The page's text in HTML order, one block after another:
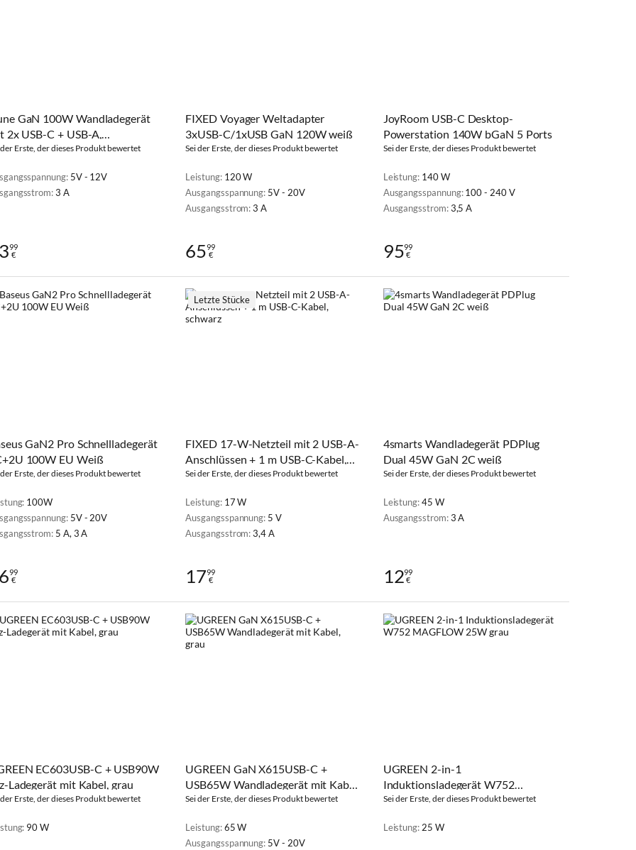
GaN 100W Wandladegerät
2x USB-C + USB-A,
der Erste, der dieses Produkt bewertet
5V - 12V
3 A
99
€
FIXED Voyager Weltadapter
3xUSB-C/1xUSB GaN 120W weiß
Sei der Erste, der dieses Produkt bewertet
Leistung: 120 W
Ausgangsspannung: 5V - 20V
Ausgangsstrom:3 A
6599
€
JoyRoom USB-C Desktop-
Powerstation 140W bGaN 5 Ports
Sei der Erste, der dieses Produkt bewertet
Leistung: 140 W
Ausgangsspannung:100 - 240 V
Ausgangsstrom:3,5 A
9599
€
GaN2 Pro Schnellladegerät
100W EU Weiß
der Erste, der dieses Produkt bewertet
100W
5V - 20V
5 A, 3 A
99
€
FIXED 17-W-Netzteil mit 2 USB-A-
Anschlüssen + 1 m USB-C-Kabel,
schwarz
Sei der Erste, der dieses Produkt bewertet
Leistung: 17 W
Ausgangsspannung: 5 V
Ausgangsstrom:3,4 A
Letzte Stücke
1799
€
4smarts Wandladegerät PDPlug
Dual 45W GaN 2C weiß
Sei der Erste, der dieses Produkt bewertet
Leistung:45 W
Ausgangsstrom:3 A
1299
€
EC603USB-C + USB90W
Ladegerät mit Kabel, grau
der Erste, der dieses Produkt bewertet
90 W
UGREEN GaN X615USB-C +
USB65W Wandladegerät mit Kabel,
grau
Sei der Erste, der dieses Produkt bewertet
Leistung:65 W
Ausgangsspannung: 5V - 20V
UGREEN 2-in-1
Induktionsladegerät W752
MAGFLOW 25W grau
Sei der Erste, der dieses Produkt bewertet
Leistung:25 W